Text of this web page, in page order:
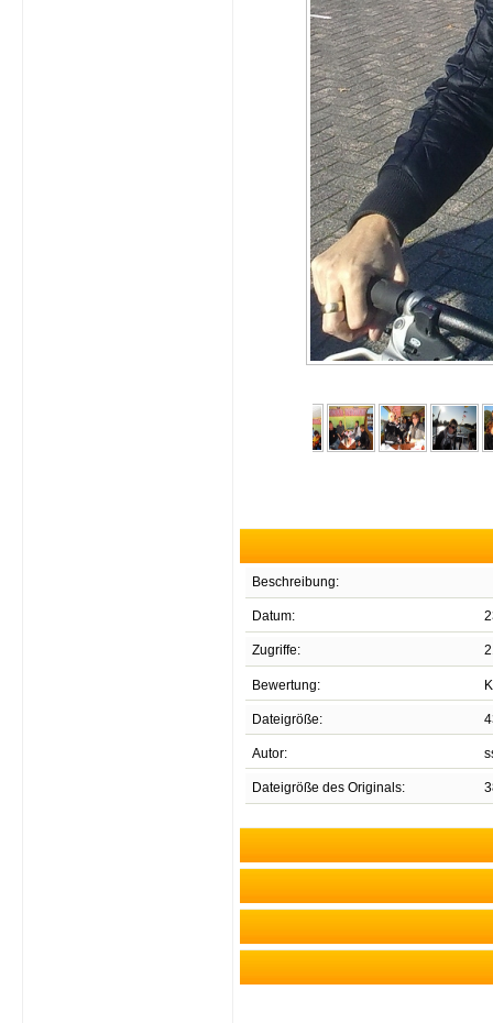
Beschreibung:
Datum:
Zugriffe:
Bewertung:
Dateigröße:
Autor:
Dateigröße des Originals: